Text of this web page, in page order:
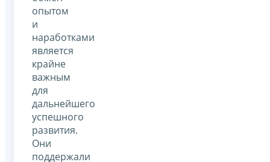
опытом
и
наработками
является
крайне
важным
для
дальнейшего
успешного
развития.
Они
поддержали